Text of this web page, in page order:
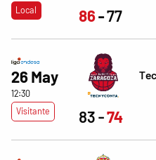
Local
86 77
26 May
12:30
Visitante
83 74